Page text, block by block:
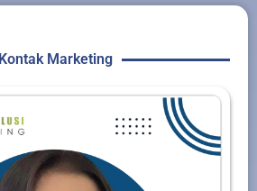
Kontak Marketing